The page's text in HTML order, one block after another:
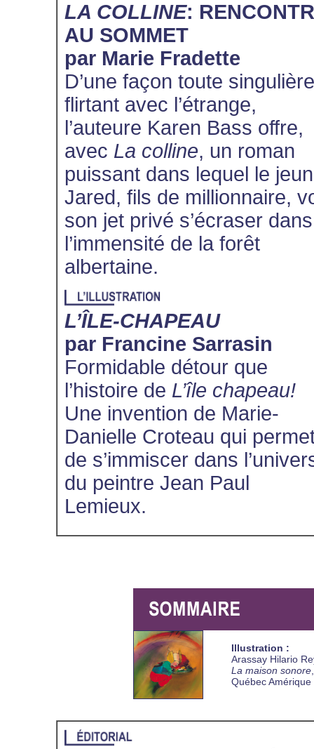
LA COLLINE:
AU SOMMET
par Marie Fradette
D’une façon toute
flirtant avec l’étrange,
l’auteure Karen Bass offre,
avec La colline, un roman
puissant dans lequel le
Jared, fils de millionnaire,
son jet privé s’écraser dans
l’immensité de la forêt
albertaine.
L’ÎLE-CHAPEAU
par Francine Sarrasin
Formidable détour que
l’histoire de L’île chapeau!
Une invention de Marie-
Danielle Croteau qui
de s’immiscer dans
du peintre Jean Paul
Lemieux.
Illustration :
Arassay Hilario
La maison sonore
Québec Amérique